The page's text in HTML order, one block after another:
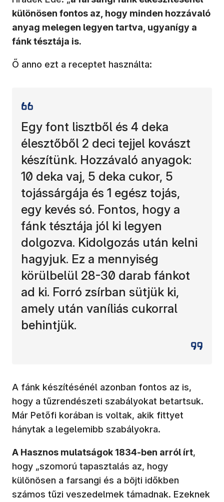
különösen fontos az, hogy minden hozzávaló
anyag melegen legyen tartva, ugyanígy a
fánk tésztája is.
Ő anno ezt a receptet használta:
Egy font lisztből és 4 deka
élesztőből 2 deci tejjel kovászt
készítünk. Hozzávaló anyagok:
10 deka vaj, 5 deka cukor, 5
tojássárgája és 1 egész tojás,
egy kevés só. Fontos, hogy a
fánk tésztája jól ki legyen
dolgozva. Kidolgozás után kelni
hagyjuk. Ez a mennyiség
körülbelül 28-30 darab fánkot
ad ki. Forró zsírban sütjük ki,
amely után vaníliás cukorral
behintjük.
A fánk készítésénél azonban fontos az is,
hogy a tűzrendészeti szabályokat betartsuk.
Már Petőfi korában is voltak, akik fittyet
hánytak a legelemibb szabályokra.
A Hasznos mulatságok 1834-ben arról írt,
hogy „szomorú tapasztalás az, hogy
különösen a farsangi és a böjti időkben
számos tűzi veszedelmek támadnak. Ezeknek